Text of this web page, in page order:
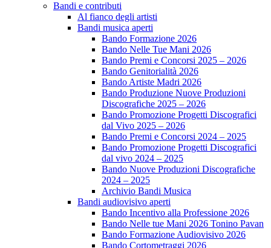
Bandi e contributi
Al fianco degli artisti
Bandi musica aperti
Bando Formazione 2026
Bando Nelle Tue Mani 2026
Bando Premi e Concorsi 2025 – 2026
Bando Genitorialità 2026
Bando Artiste Madri 2026
Bando Produzione Nuove Produzioni
Discografiche 2025 – 2026
Bando Promozione Progetti Discografici
dal Vivo 2025 – 2026
Bando Premi e Concorsi 2024 – 2025
Bando Promozione Progetti Discografici
dal vivo 2024 – 2025
Bando Nuove Produzioni Discografiche
2024 – 2025
Archivio Bandi Musica
Bandi audiovisivo aperti
Bando Incentivo alla Professione 2026
Bando Nelle tue Mani 2026 Tonino Pavan
Bando Formazione Audiovisivo 2026
Bando Cortometraggi 2026